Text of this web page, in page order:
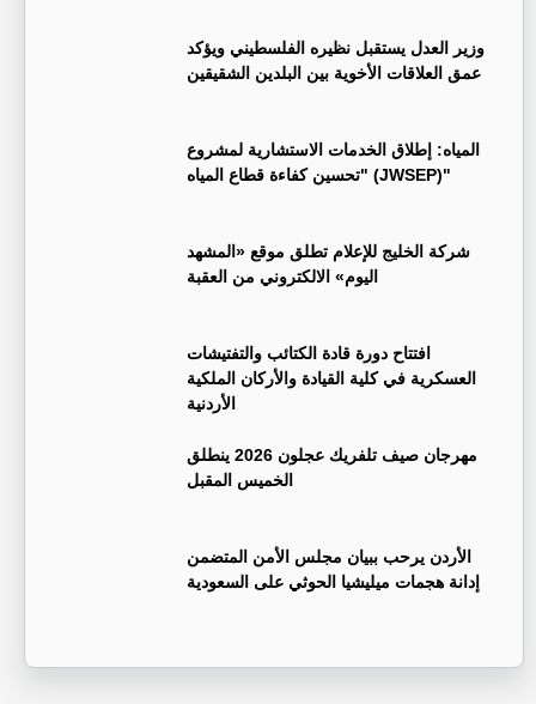
وزير العدل يستقبل نظيره الفلسطيني ويؤكد
عمق العلاقات الأخوية بين البلدين الشقيقين
المياه: إطلاق الخدمات الاستشارية لمشروع
"تحسين كفاءة قطاع المياه (JWSEP)"
شركة الخليج للإعلام تطلق موقع «المشهد
اليوم» الالكتروني من العقبة
افتتاح دورة قادة الكتائب والتفتيشات
العسكرية في كلية القيادة والأركان الملكية
الأردنية
مهرجان صيف تلفريك عجلون 2026 ينطلق
الخميس المقبل
الأردن يرحب ببيان مجلس الأمن المتضمن
إدانة هجمات ميليشيا الحوثي على السعودية